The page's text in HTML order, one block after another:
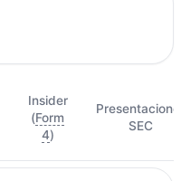
Insider
(Form
4)
SEC